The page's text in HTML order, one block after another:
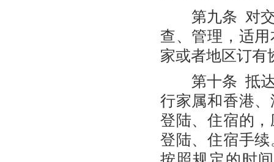
第九条 对交
查、管理，适
家或者地区订有
第十条 抵达
行家属和香港
登陆、住宿的
登陆、住宿手